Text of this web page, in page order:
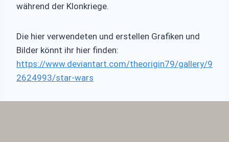
während der Klonkriege.
Die hier verwendeten und erstellen Grafiken und
Bilder könnt ihr hier finden:
https://www.deviantart.com/theorigin79/gallery/9
2624993/star-wars